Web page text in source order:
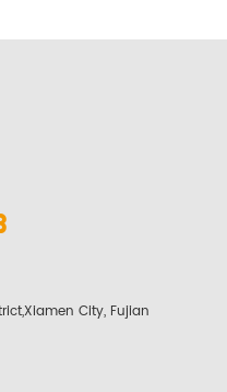
City, Fujian